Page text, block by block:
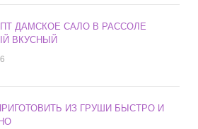
ДАМСКОЕ САЛО В РАССОЛЕ
ВКУСНЫЙ
ИЗ ГРУШИ БЫСТРО И